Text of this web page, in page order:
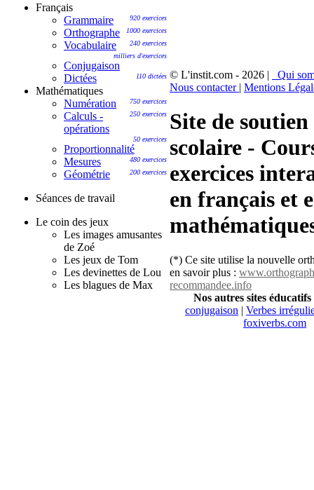
Français
920 exercices
Grammaire
1000 exercices
Orthographe
240 exercices
Vocabulaire
milliers d'exercices
Conjugaison
110 dictées
Dictées
Mathématiques
750 exercices
Numération
250 exercices
Calculs -
opérations
50 exercices
Proportionnalité
480 exercices
Mesures
200 exercices
Géométrie
Séances de travail
Le coin des jeux
Les images amusantes
de Zoé
Les jeux de Tom
Les devinettes de Lou
Les blagues de Max
© L'instit.com - 2026 |
Qui
Nous contacter | Mentions
Site de soutien
scolaire -
exercices
en français et
(*) Ce site utilise la nouvelle
en savoir plus :
recommandee.info
Nos autres sites
conjugaison | Verbes
foxiverbs.com